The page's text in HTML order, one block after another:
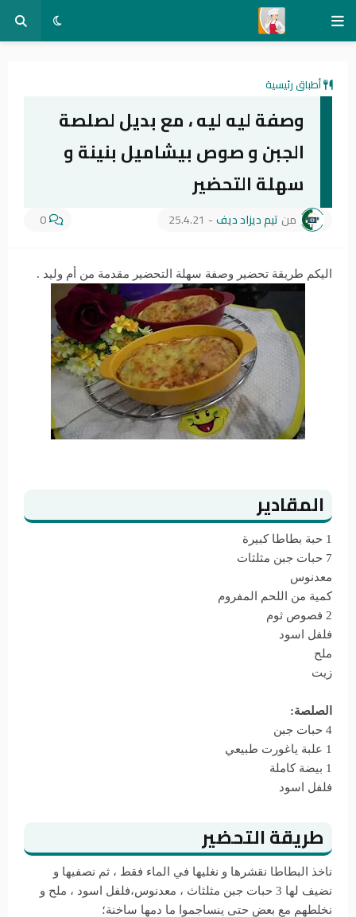
أطباق رئيسية
وصفة ليه ليه ، مع بديل لصلصة
الجبن و صوص بيشاميل بنينة و
سهلة التحضير
من تيم ديزاد ديف-
25.4.21
0
اليكم طريقة تحضير وصفة سهلة التحضير مقدمة من أم وليد .
المقادير
1 حبة بطاطا كبيرة
7 حبات جبن مثلثات
معدنوس
كمية من اللحم المفروم
2 فصوص ثوم
فلفل اسود
ملح
زيت
الصلصة:
4 حبات جبن
1 علبة ياغورت طبيعي
1 بيضة كاملة
فلفل اسود
طريقة التحضير
ناخذ البطاطا نقشرها و نغليها في الماء فقط ، ثم نصفيها و
نضيف لها 3 حبات جبن مثلثاث ، معدنوس،فلفل اسود ، ملح و
نخلطهم مع بعض حتى ينساجموا ما دمها ساخنة؛